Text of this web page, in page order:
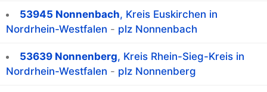
53945 Nonnenbach, Kreis Euskirchen in
Nordrhein-Westfalen - plz Nonnenbach
53639 Nonnenberg, Kreis Rhein-Sieg-Kreis in
Nordrhein-Westfalen - plz Nonnenberg